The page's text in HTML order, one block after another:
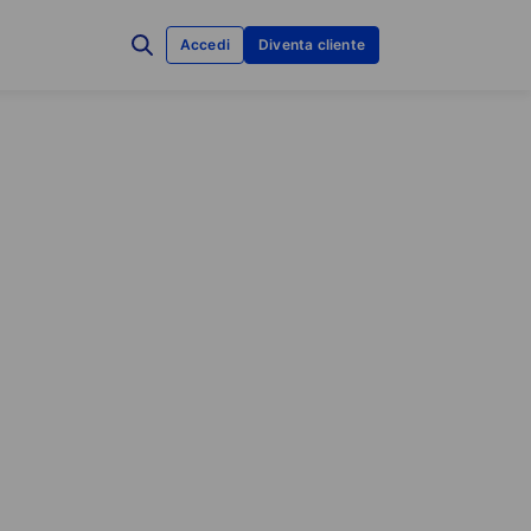
Accedi Diventa cliente